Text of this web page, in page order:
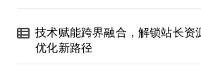
技术赋能跨界融合，解锁站长资
优化新路径